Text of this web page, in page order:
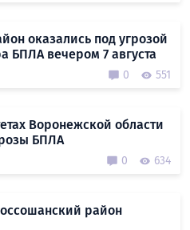
оказались под угрозой
БПЛА вечером 7 августа
0 551
Воронежской области
БПЛА
0 634
район